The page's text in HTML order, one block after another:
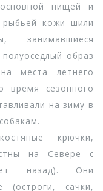
пищей и
кожи шили
образ
места летнего
время сезонного
на зиму в
крючки,
на Севере с
назад). Они
(остроги, сачки,